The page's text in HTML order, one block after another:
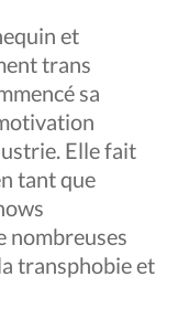
et
trans
sa
Elle fait
tant que
nombreuses
transphobie et